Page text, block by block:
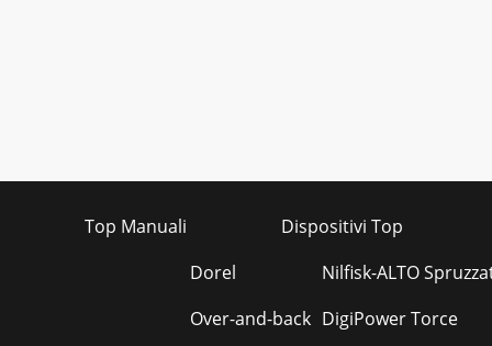
Top Manuali Dispositivi Top
Dorel
Over-and-back
Nilfisk-ALTO
DigiPower Torce